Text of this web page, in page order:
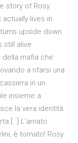
story of Rosy
lives in
upside down
still alive.
della mafia che
a rifarsi una
in un
insieme a
la vera identità.
[…] L'amato
è tornato! Rosy